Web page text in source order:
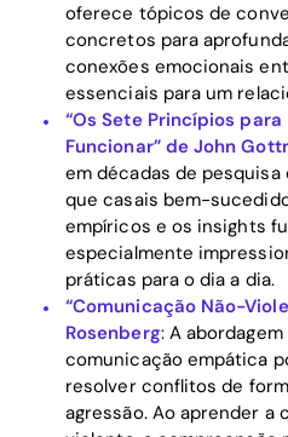
oferece tópicos de
concretos para
conexões emocionais
essenciais para um
“Os Sete Princípios
Funcionar” de John
em décadas de
que casais bem-
empíricos e os insights
especialmente
práticas para o dia a dia.
“Comunicação Não-
Rosenberg: A
comunicação empática
resolver conflitos de
agressão. Ao aprender a